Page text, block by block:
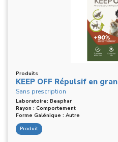
Produits
Sans prescription
Laboratoire: Beaphar
Rayon : Comportement
Forme Galénique : Autre
Produit